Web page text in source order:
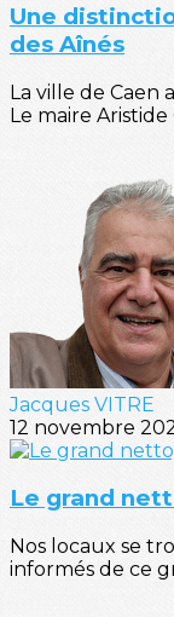
Une
des Aînés
La ville de Caen
Le maire
Jacques VITRE
12 novembre
Le grand
Nos locaux se
informés de ce